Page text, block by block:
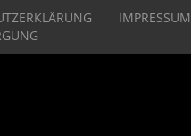
IMPRESSUM